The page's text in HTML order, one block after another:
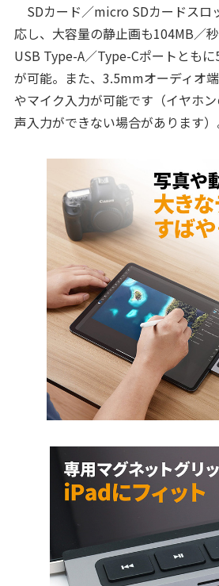
SDカード／micro SDカードスロ
応し、大容量の静止画も104MB／
USB Type-A／Type-Cポートとも
が可能。また、3.5mmオーディオ
やマイク入力が可能です（イヤホ
声入力ができない場合があります）